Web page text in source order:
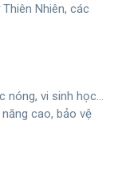
Nhiên, các
vi sinh học…
cao, bảo vệ